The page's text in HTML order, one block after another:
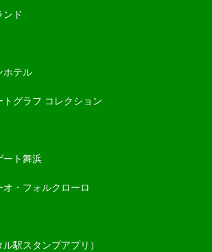
ンド
ホテル
トグラフ コレクション
ート舞浜
・フォルクローロ
駅スタンプアプリ）